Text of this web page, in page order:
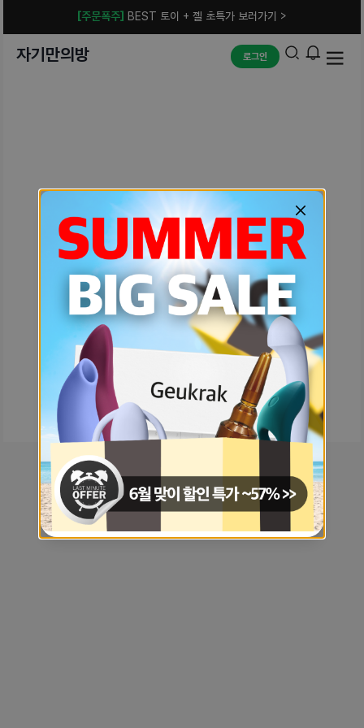
[주문폭주] BEST 토이 + 젤 초특가 보러가기 >
자기만의방 로그인
예상치 못한 에러입니다.